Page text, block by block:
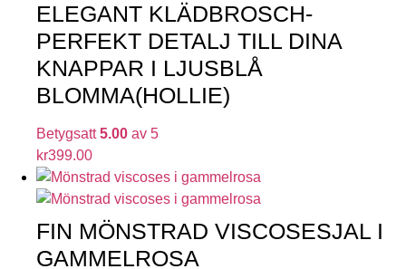
ELEGANT KLÄDBROSCH-
PERFEKT DETALJ TILL DINA
KNAPPAR I LJUSBLÅ
BLOMMA(HOLLIE)
Betygsatt5.00 av 5
kr399.00
FIN MÖNSTRAD VISCOSESJAL I
GAMMELROSA